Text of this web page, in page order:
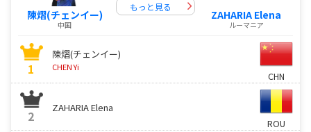
陳熠(チェンイー)
中国
もっと見る
ZAHARIA Elena
ルーマニア
1
陳熠(チェンイー)
CHEN Yi
CHN
2
ZAHARIA Elena
ROU